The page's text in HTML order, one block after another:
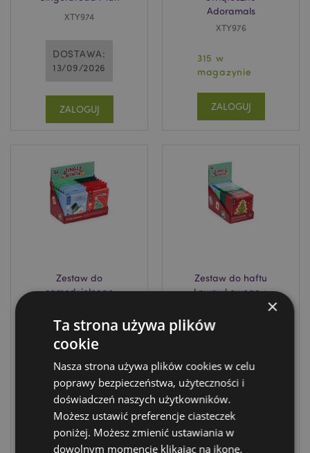
XTY974
DOSTAWA:
13/09/2026
ZALOGUJ
Adoramals
XTY976
315 w
magazynie
ZALOGUJ
Zestaw do
samodzielnego
z serii Jingle
Bunch Christmas
XDIY05
DOSTAWA:
10/08/2026
ZALOGUJ
Zestaw do haftu
krzyrzykowego z
DOSTAWA:
10/08/2026
ZALOGUJ
×
Ta strona używa plików
cookie
Nasza strona używa plików cookies w celu
poprawy bezpieczeństwa, użyteczności i
doświadczeń naszych użytkowników.
Możesz ustawić preferencje ciasteczek
poniżej. Możesz zmienić ustawiania w
dowolnym momencie klikając na ikonę.